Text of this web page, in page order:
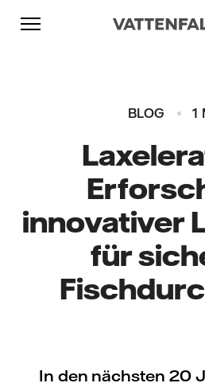
Überspringen
Zurück zur Hauptnavigation
Gehe zur Fußzeile
BLOG 1
innovativer
für
In den nächsten 20
Zurück zur Hauptnavigation